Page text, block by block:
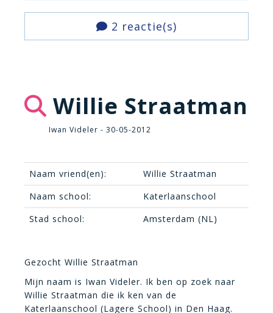
2 reactie(s)
Willie Straatman
Iwan Videler - 30-05-2012
Naam vriend(en):
Willie Straatman
Naam school:
Katerlaanschool
Stad school:
Amsterdam (NL)
Gezocht Willie Straatman
Mijn naam is Iwan Videler. Ik ben op zoek naar
Willie Straatman die ik ken van de
Katerlaanschool (Lagere School) in Den Haag.